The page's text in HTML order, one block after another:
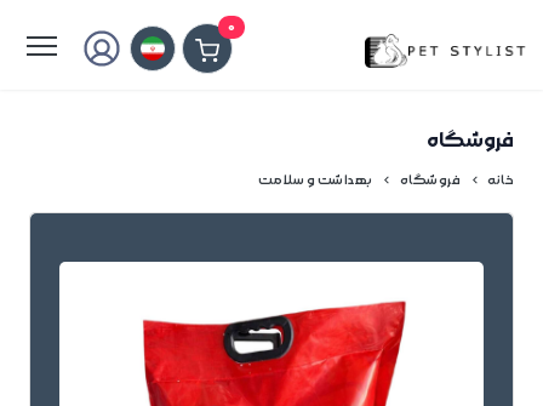
0
فروشگاه
خانه فروشگاه بهداشت و سلامت